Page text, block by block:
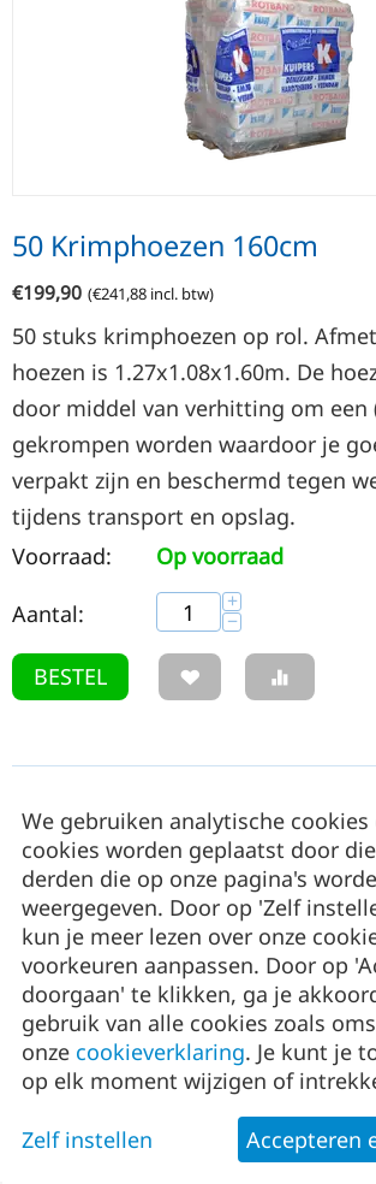
50 Krimphoezen 160cm
€199,90 (€241,88 incl. btw)
50 stuks krimphoezen op rol.
hoezen is 1.27x1.08x1.60m. De
door middel van verhitting om een
gekrompen worden waardoor je
verpakt zijn en beschermd tegen
tijdens transport en opslag.
Voorraad:
Op voorraad
Aantal:
+
−
BESTEL
Gripline-O kuip 65 L - zwart
We gebruiken analytische
cookies worden geplaatst door
derden die op onze pagina's
weergegeven. Door op 'Zelf
kun je meer lezen over onze
voorkeuren aanpassen. Door op
doorgaan' te klikken, ga je
gebruik van alle cookies zoals
onze cookieverklaring. Je kunt je
op elk moment wijzigen of
Zelf instellen Accepteren